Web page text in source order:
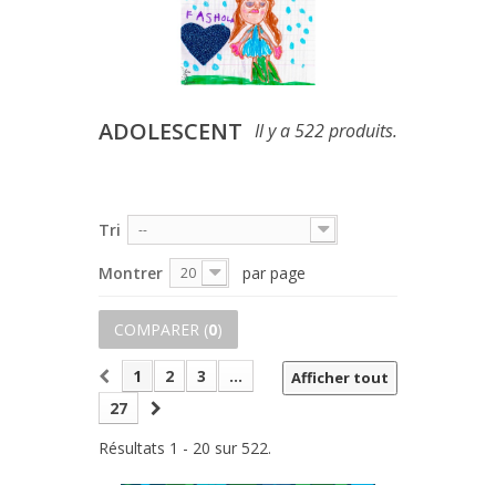
ADOLESCENT Il y a 522 produits.
Tri --
Montrer 20 par page
COMPARER (0)
Afficher tout
1 2 3
...
27
Résultats 1 - 20 sur 522.